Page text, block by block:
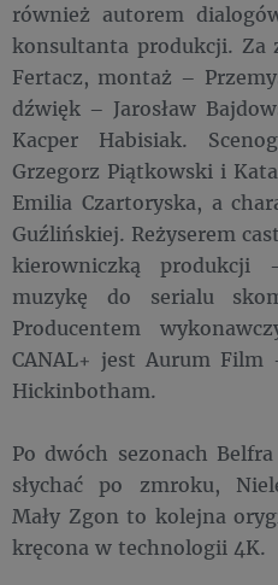
również autorem
konsultanta produkcji. Za
Fertacz, montaż –
dźwięk – Jarosław
Kacper Habisiak.
Grzegorz Piątkowski i
Emilia Czartoryska, a
Guźlińskiej. Reżyserem
kierowniczką produkcji
muzykę do serialu
Producentem
CANAL+ jest Aurum
Hickinbotham.
Po dwóch sezonach
słychać po zmroku,
Mały Zgon to kolejna
kręcona w technologii 4K.